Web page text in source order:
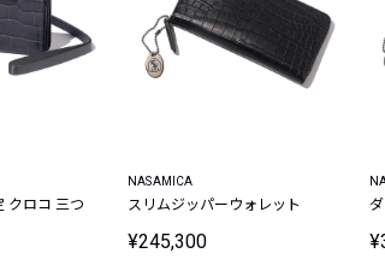
クロコ 三つ
NASAMICA
スリムジッパーウォレット
¥245,300